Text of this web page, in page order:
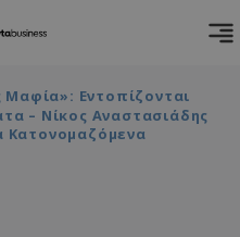
Μαφία»: Εντοπίζονται
– Νίκος Αναστασιάδης
Κατονομαζόμενα